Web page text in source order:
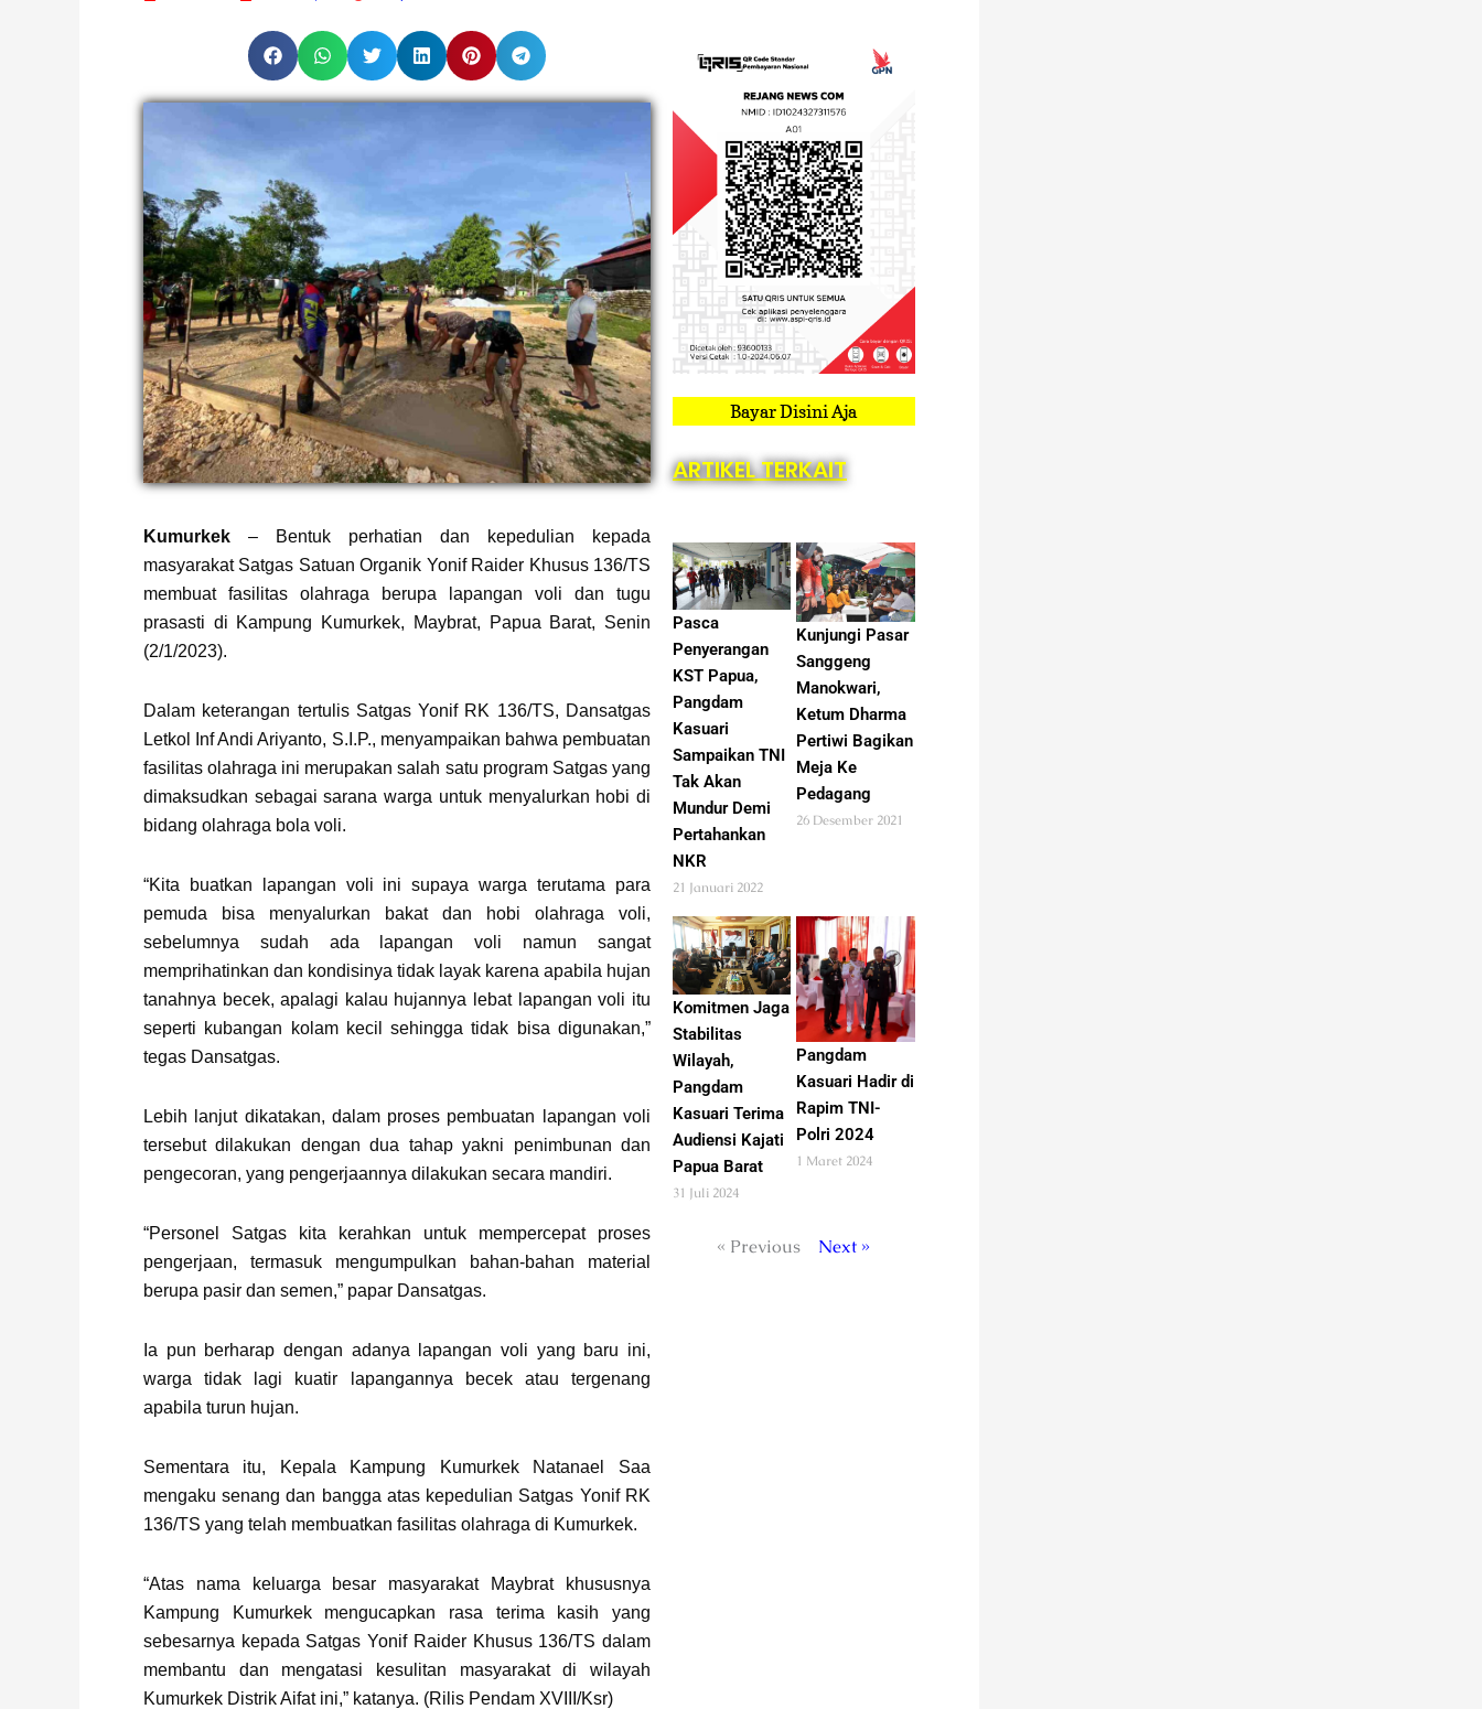
Kumurkek – Bentuk perhatian dan kepedulian kepada
masyarakat Satgas Satuan Organik Yonif Raider Khusus 136/TS
membuat fasilitas olahraga berupa lapangan voli dan tugu
prasasti di Kampung Kumurkek, Maybrat, Papua Barat, Senin
(2/1/2023).
Dalam keterangan tertulis Satgas Yonif RK 136/TS, Dansatgas
Letkol Inf Andi Ariyanto, S.I.P., menyampaikan bahwa pembuatan
fasilitas olahraga ini merupakan salah satu program Satgas yang
dimaksudkan sebagai sarana warga untuk menyalurkan hobi di
bidang olahraga bola voli.
“Kita buatkan lapangan voli ini supaya warga terutama para
pemuda bisa menyalurkan bakat dan hobi olahraga voli,
sebelumnya sudah ada lapangan voli namun sangat
memprihatinkan dan kondisinya tidak layak karena apabila hujan
tanahnya becek, apalagi kalau hujannya lebat lapangan voli itu
seperti kubangan kolam kecil sehingga tidak bisa digunakan,”
tegas Dansatgas.
Lebih lanjut dikatakan, dalam proses pembuatan lapangan voli
tersebut dilakukan dengan dua tahap yakni penimbunan dan
pengecoran, yang pengerjaannya dilakukan secara mandiri.
“Personel Satgas kita kerahkan untuk mempercepat proses
pengerjaan, termasuk mengumpulkan bahan-bahan material
berupa pasir dan semen,” papar Dansatgas.
Ia pun berharap dengan adanya lapangan voli yang baru ini,
warga tidak lagi kuatir lapangannya becek atau tergenang
apabila turun hujan.
Sementara itu, Kepala Kampung Kumurkek Natanael Saa
mengaku senang dan bangga atas kepedulian Satgas Yonif RK
136/TS yang telah membuatkan fasilitas olahraga di Kumurkek.
“Atas nama keluarga besar masyarakat Maybrat khususnya
Kampung Kumurkek mengucapkan rasa terima kasih yang
sebesarnya kepada Satgas Yonif Raider Khusus 136/TS dalam
membantu dan mengatasi kesulitan masyarakat di wilayah
Kumurkek Distrik Aifat ini,” katanya. (Rilis Pendam XVIII/Ksr)
Bayar Disini Aja
ARTIKEL TERKAIT
Pasca
Penyerangan
KST Papua,
Pangdam
Kasuari
Sampaikan TNI
Tak Akan
Mundur Demi
Pertahankan
NKR
21 Januari 2022
Kunjungi Pasar
Sanggeng
Manokwari,
Ketum Dharma
Pertiwi Bagikan
Meja Ke
Pedagang
26 Desember 2021
Komitmen Jaga
Stabilitas
Wilayah,
Pangdam
Kasuari Terima
Audiensi Kajati
Papua Barat
31 Juli 2024
Pangdam
Kasuari Hadir di
Rapim TNI-
Polri 2024
1 Maret 2024
« Previous Next »